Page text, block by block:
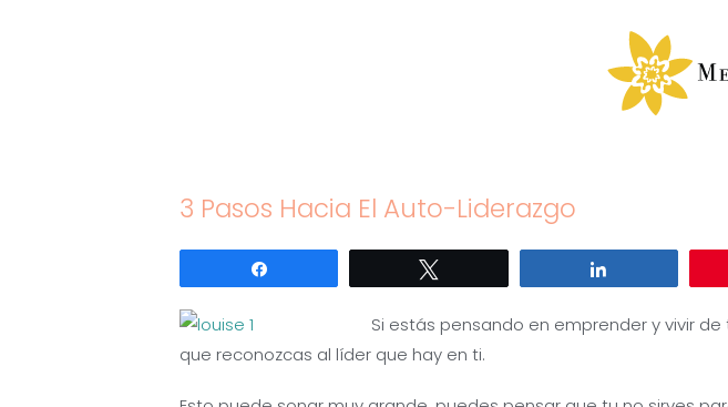
3 Pasos Hacia El Auto-Liderazgo
Si estás pensando en emprender y vivir
que reconozcas al líder que hay en ti.